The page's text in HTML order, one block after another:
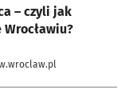
– czyli jak